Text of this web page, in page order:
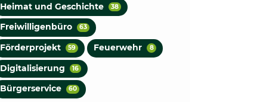
Heimat und Geschichte 38
Freiwilligenbüro 63
Förderprojekt 59 Feuerwehr 8
Digitalisierung 16
Bürgerservice 60